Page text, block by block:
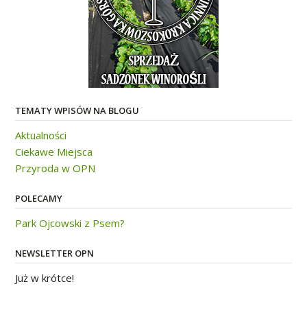
TEMATY WPISÓW NA BLOGU
Aktualności
Ciekawe Miejsca
Przyroda w OPN
POLECAMY
Park Ojcowski z Psem?
NEWSLETTER OPN
Już w krótce!